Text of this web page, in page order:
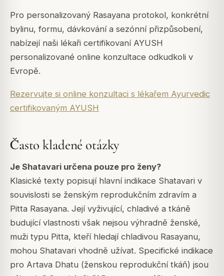
Pro personalizovaný Rasayana protokol, konkrétní
bylinu, formu, dávkování a sezónní přizpůsobení,
nabízejí naši lékaři certifikovaní AYUSH
personalizované online konzultace odkudkoli v
Evropě.
Rezervujte si online konzultaci s lékařem Ayurvedic
certifikovaným AYUSH
Často kladené otázky
Je Shatavari určena pouze pro ženy?
Klasické texty popisují hlavní indikace Shatavari v
souvislosti se ženským reprodukčním zdravím a
Pitta Rasayana. Její vyživující, chladivé a tkáně
budující vlastnosti však nejsou výhradně ženské,
muži typu Pitta, kteří hledají chladivou Rasayanu,
mohou Shatavari vhodně užívat. Specifické indikace
pro Artava Dhatu (ženskou reprodukční tkáň) jsou